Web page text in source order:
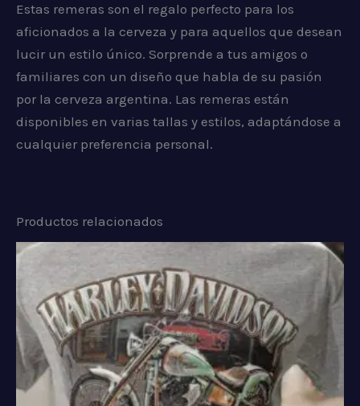
Estas remeras son el regalo perfecto para los
aficionados a la cerveza y para aquellos que desean
lucir un estilo único. Sorprende a tus amigos o
familiares con un diseño que habla de su pasión
por la cerveza argentina. Las remeras están
disponibles en varias tallas y estilos, adaptándose a
cualquier preferencia personal.
Productos relacionados